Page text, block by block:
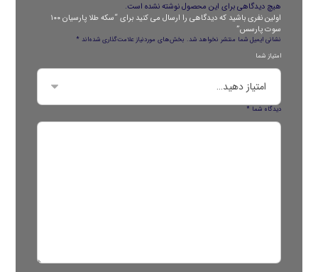
هیچ دیدگاهی برای این محصول نوشته نشده است.
اولین نفری باشید که دیدگاهی را ارسال می کنید برای “سکه طلا پارسیان ۱۰۰
سوت پارسس”
نشانی ایمیل شما منتشر نخواهد شد. بخش‌های موردنیاز علامت‌گذاری شده‌اند*
امتیاز شما
دیدگاه شما*